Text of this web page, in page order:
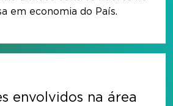
em economia do País.
envolvidos na área